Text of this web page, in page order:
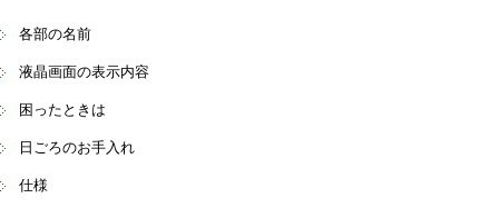
各部の名前
液晶画面の表示内容
困ったときは
日ごろのお手入れ
仕様